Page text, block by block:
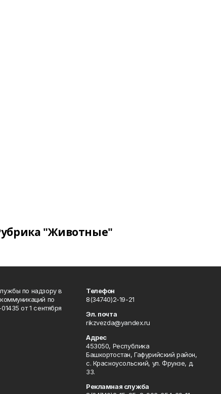
"Животные"
по надзору в
по
от 1 сентября
Телефон
8(34740)2-19-21
Эл. почта
rikzvezda@yandex.ru
Адрес
453050, Республика
Башкортостан, Гафурийский район,
с. Красноусольский, ул. Фрунзе, д.
33.
Рекламная служба